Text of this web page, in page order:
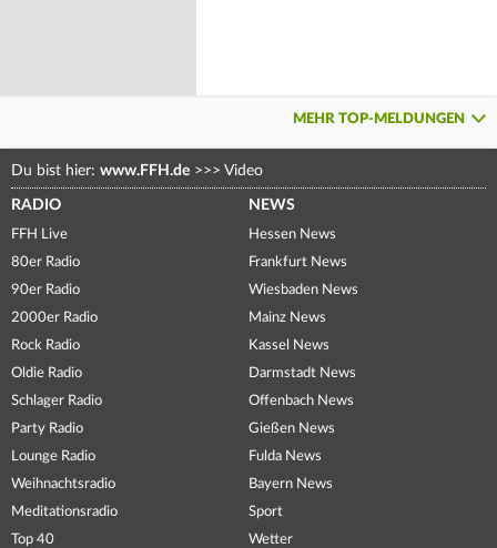
MEHR TOP-MELDUNGEN
Du bist hier: www.FFH.de >>> Video
RADIO
FFH Live
80er Radio
90er Radio
2000er Radio
Rock Radio
Oldie Radio
Schlager Radio
Party Radio
Lounge Radio
Weihnachtsradio
Meditationsradio
Top 40
NEWS
Hessen News
Frankfurt News
Wiesbaden News
Mainz News
Kassel News
Darmstadt News
Offenbach News
Gießen News
Fulda News
Bayern News
Sport
Wetter